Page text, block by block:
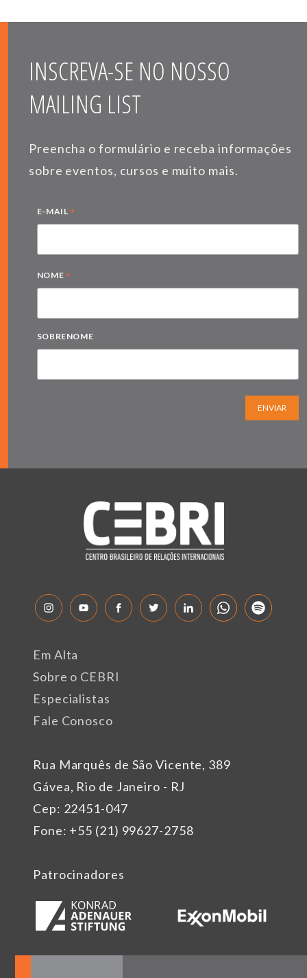
INSCREVA-SE NO NOSSO
MAILING LIST
Preencha o formulário e receba informações
sobre eventos, cursos e muito mais.
E-MAIL *
NOME *
SOBRENOME
ENVIAR
Rua Marquês de São Vicente, 389
Gávea, Rio de Janeiro - RJ
Cep: 22451-047
Fone: +55 (21) 99627-2758
Em Alta
Sobre o CEBRI
Especialistas
Fale Conosco
Patrocinadores